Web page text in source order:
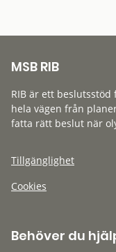
MSB RIB
RIB är ett
hela vägen från
fatta rätt beslut när
Tillgänglighet
Cookies
Behöver du